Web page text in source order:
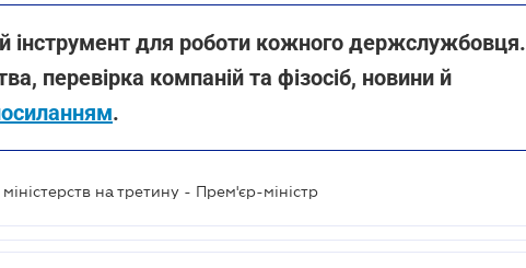
інструмент для роботи кожного держслужбовця.
перевірка компаній та фізосіб, новини й
.
на третину - Прем'єр-міністр